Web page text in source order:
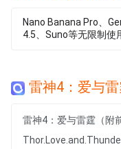
Nano Banana Pro、
4.5、Suno等无限制使
雷神4：爱与雷
雷神4：爱与雷霆（附